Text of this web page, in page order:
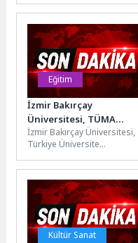
Devam Ediyor
öncesinde kent genelinde
gerçekleştirilen çalışmalar
devam ediyor.Aydın...
Eğitim
İzmir Bakırçay
Üniversitesi, TÜMA
2026’da 14 Basamak
Yükseldi
İzmir Bakırçay Üniversitesi,
Türkiye Üniversite
(TÜMA) 2026 sonuçlarında
elde ettiği başarıyla öğrenci
odaklı...
Kültür Sanat